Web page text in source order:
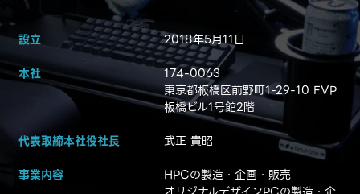
設立
2018年5月11日
本社
174-0063
東京都板橋区前野町1-29-10 FVP
板橋ビル1号館2階
代表取締本社役社長
武正 貴昭
事業内容
HPCの製造・企画・販売